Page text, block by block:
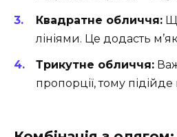
Квадратне обличчя:
лініями. Це додасть
Трикутне обличчя:
пропорції, тому